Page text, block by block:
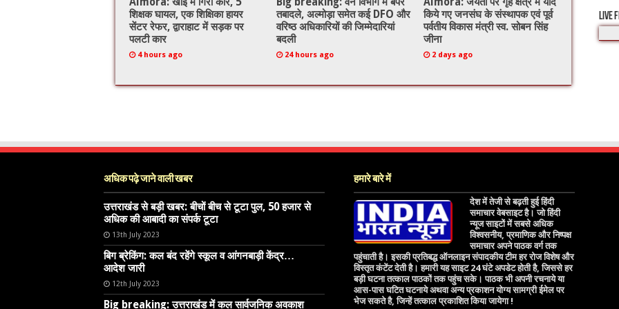
शिक्षक घायल, एक शिक्षिका हायर
सेंटर रेफर, द्वाराहाट में सड़क पर
पलटी कार
4 hours ago
तबादले, अल्मोड़ा समेत कई DFO और
वरिष्ठ अधिकारियों की जिम्मेदारियां
बदली
24 hours ago
किये गए जनसंघ के संस्थापक एवं पूर्व
पर्वतीय विकास मंत्री स्व. सोबन सिंह
जीना
2 days ago
LIVE
अधिक पढ़े जाने वाली खबर
उत्तराखंड से बड़ी खबर: बीचों बीच से टूटा पुल, 50 हजार से
अधिक की आबादी का संपर्क टूटा
13th July 2023
बिग ब्रेकिंग: कल बंद रहेंगे स्कूल व आंगनबाड़ी केंद्र…
आदेश जारी
12th July 2023
Big breaking: उत्तराखंड में कल सार्वजनिक अवकाश
हमारे बारे में
देश में तेजी से बढ़ती हुई हिंदी
समाचार वेबसाइट है। जो हिंदी
न्यूज साइटों में सबसे अधिक
विश्वसनीय, प्रमाणिक और निष्पक्ष
समाचार अपने पाठक वर्ग तक
पहुंचाती है। इसकी प्रतिबद्ध ऑनलाइन संपादकीय टीम हर रोज विशेष और
विस्तृत कंटेंट देती है। हमारी यह साइट 24 घंटे अपडेट होती है, जिससे हर
बड़ी घटना तत्काल पाठकों तक पहुंच सके। पाठक भी अपनी रचनाये या
आस-पास घटित घटनाये अथवा अन्य प्रकाशन योग्य सामग्री ईमेल पर
भेज सकते है, जिन्हें तत्काल प्रकाशित किया जायेगा !